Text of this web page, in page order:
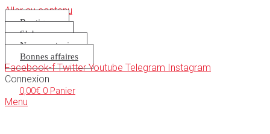
Aller au contenu
Boutique
S’abonner
Nous soutenir
Bonnes affaires
Facebook-f Twitter Youtube Telegram Instagram
Connexion
0,00€ 0 Panier
Menu